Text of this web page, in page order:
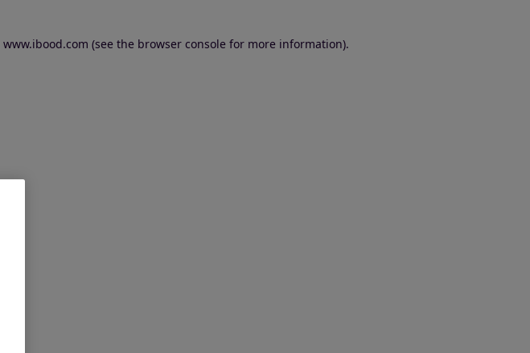
www.ibood.com (see the browser console for more information).